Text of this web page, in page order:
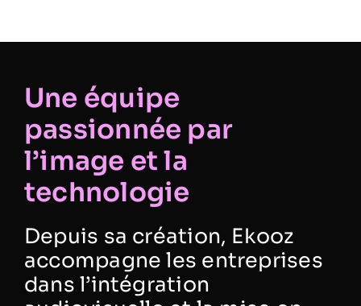
Une équipe
passionnée par
l’image et la
technologie
Depuis sa création, Ekooz
accompagne les entreprises
dans l’intégration